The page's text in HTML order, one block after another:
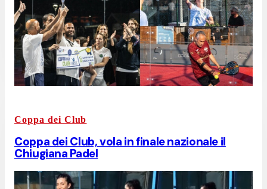
Coppa dei Club
Coppa dei Club, vola in finale nazionale il
Chiugiana Padel